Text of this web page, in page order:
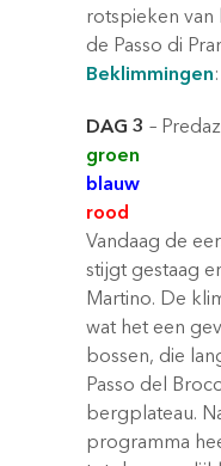
rotspieken van
de Passo di
Beklimmingen
DAG 3 –
groen
blauw
rood
Vandaag de
stijgt gestaag
Martino. De
wat het een
bossen, die
Passo del
bergplateau.
programma